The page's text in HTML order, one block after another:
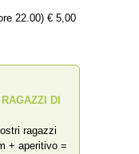
22.00) € 5,00
I RAGAZZI DI
ragazzi
+ aperitivo =